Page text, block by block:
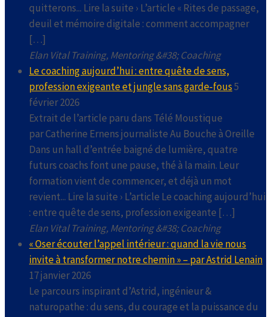
quitterons... Lire la suite › L’article « Rites de passage,
deuil et mémoire digitale : comment accompagner
[…]
Elan Vital Training, Mentoring &#38; Coaching
Le coaching aujourd’hui : entre quête de sens,
profession exigeante et jungle sans garde‑fous5
février 2026
Extrait de l’article paru dans Télé Moustique
par Catherine Ernens journaliste Au Bouche à Oreille
Dans un hall d’entrée baigné de lumière, quatre
futurs coachs font une pause, thé à la main. Leur
formation vient de commencer, et déjà un mot
revient... Lire la suite › L’article Le coaching aujourd’hui
: entre quête de sens, profession exigeante […]
Elan Vital Training, Mentoring &#38; Coaching
« Oser écouter l’appel intérieur : quand la vie nous
invite à transformer notre chemin » – par Astrid Lenain
17 janvier 2026
Le parcours inspirant d’Astrid, ingénieur &
naturopathe : du sens, du courage et la puissance du